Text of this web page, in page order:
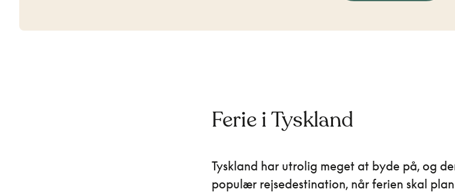
Ferie i Tyskland
Tyskland har utrolig meget at byde på, og
populær rejsedestination, når ferien skal